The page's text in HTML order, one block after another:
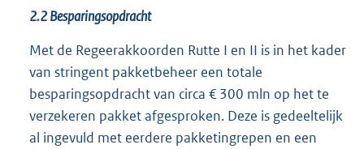
2.2 Besparingsopdracht
Met de Regeerakkoorden Rutte I en II is in het kader
van stringent pakketbeheer een totale
besparingsopdracht van circa € 300 mln op het te
verzekeren pakket afgesproken. Deze is gedeeltelijk
al ingevuld met eerdere pakketingrepen en een